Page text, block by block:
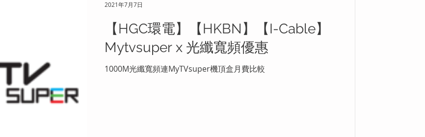
【HGC環電】【HKBN】【I-Cable】
Mytvsuper x 光纖寬頻優惠
1000M光纖寬頻連MyTVsuper機頂盒月費比較
2021年7月7日